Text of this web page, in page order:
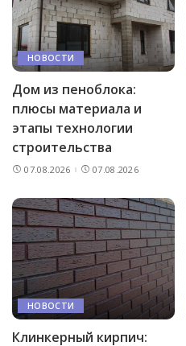
НОВОСТИ
Дом из пеноблока:
плюсы материала и
этапы технологии
строительства
07.08.2026 07.08.2026
НОВОСТИ
Клинкерный кирпич: